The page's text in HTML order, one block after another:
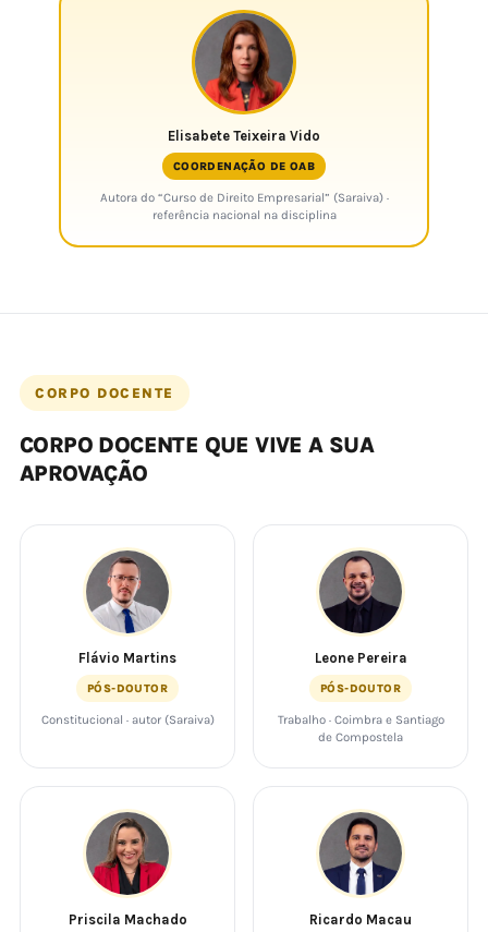
Elisabete Teixeira Vido
COORDENAÇÃO DE OAB
Autora do “Curso de Direito Empresarial” (Saraiva) ·
referência nacional na disciplina
CORPO DOCENTE
CORPO DOCENTE QUE VIVE A SUA
APROVAÇÃO
Flávio Martins
PÓS-DOUTOR
Constitucional · autor (Saraiva)
Leone Pereira
PÓS-DOUTOR
Trabalho · Coimbra e Santiago
de Compostela
Priscila Machado Ricardo Macau